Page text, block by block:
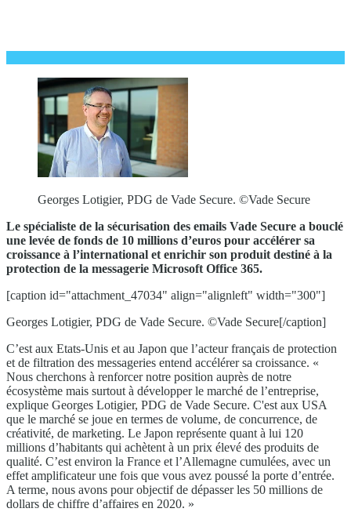
Georges Lotigier, PDG de Vade Secure. ©Vade Secure
Le spécialiste de la sécurisation des emails Vade Secure a bouclé
une levée de fonds de 10 millions d’euros pour accélérer sa
croissance à l’international et enrichir son produit destiné à la
protection de la messagerie Microsoft Office 365.
[caption id="attachment_47034" align="alignleft" width="300"]
Georges Lotigier, PDG de Vade Secure. ©Vade Secure[/caption]
C’est aux Etats-Unis et au Japon que l’acteur français de protection
et de filtration des messageries entend accélérer sa croissance. «
Nous cherchons à renforcer notre position auprès de notre
écosystème mais surtout à développer le marché de l’entreprise,
explique Georges Lotigier, PDG de Vade Secure. C'est aux USA
que le marché se joue en termes de volume, de concurrence, de
créativité, de marketing. Le Japon représente quant à lui 120
millions d’habitants qui achètent à un prix élevé des produits de
qualité. C’est environ la France et l’Allemagne cumulées, avec un
effet amplificateur une fois que vous avez poussé la porte d’entrée.
A terme, nous avons pour objectif de dépasser les 50 millions de
dollars de chiffre d’affaires en 2020. »